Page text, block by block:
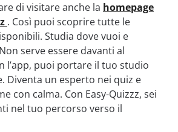
di visitare anche la homepage
. Così puoi scoprire tutte le
Studia dove vuoi e
serve essere davanti al
l’app, puoi portare il tuo studio
Diventa un esperto nei quiz e
con calma. Con Easy-Quizzz, sei
nel tuo percorso verso il